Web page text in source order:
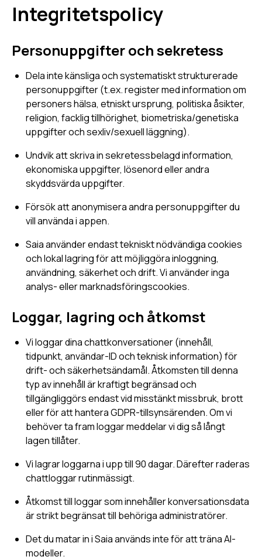
Integritetspolicy
Personuppgifter och sekretess
Dela inte känsliga och systematiskt strukturerade
personuppgifter (t.ex. register med information om
personers hälsa, etniskt ursprung, politiska åsikter,
religion, facklig tillhörighet, biometriska/genetiska
uppgifter och sexliv/sexuell läggning).
Undvik att skriva in sekretessbelagd information,
ekonomiska uppgifter, lösenord eller andra
skyddsvärda uppgifter.
Försök att anonymisera andra personuppgifter du
vill använda i appen.
Saia använder endast tekniskt nödvändiga cookies
och lokal lagring för att möjliggöra inloggning,
användning, säkerhet och drift. Vi använder inga
analys- eller marknadsföringscookies.
Loggar, lagring och åtkomst
Vi loggar dina chattkonversationer (innehåll,
tidpunkt, användar-ID och teknisk information) för
drift- och säkerhetsändamål. Åtkomsten till denna
typ av innehåll är kraftigt begränsad och
tillgängliggörs endast vid misstänkt missbruk, brott
eller för att hantera GDPR-tillsynsärenden. Om vi
behöver ta fram loggar meddelar vi dig så långt
lagen tillåter.
Vi lagrar loggarna i upp till 90 dagar. Därefter raderas
chattloggar rutinmässigt.
Åtkomst till loggar som innehåller konversationsdata
är strikt begränsat till behöriga administratörer.
Det du matar in i Saia används inte för att träna AI-
modeller.